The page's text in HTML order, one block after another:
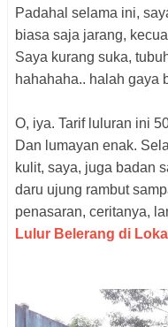
Padahal selama ini,
biasa saja jarang,
Saya kurang suka,
hahahaha.. halah gaya
O, iya. Tarif luluran ini
Dan lumayan enak.
kulit, saya, juga badan
daru ujung rambut
penasaran, ceritanya,
Lulur Belerang di